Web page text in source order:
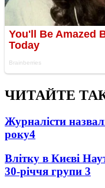
ЧИТАЙТЕ
Журналісти
року4
Влітку в Києві
30-річчя групи 3